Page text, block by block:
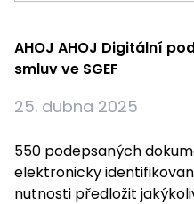
AHOJ AHOJ Digitální
smluv ve SGEF
25. dubna 2025
550 podepsaných
elektronicky
nutnosti předložit